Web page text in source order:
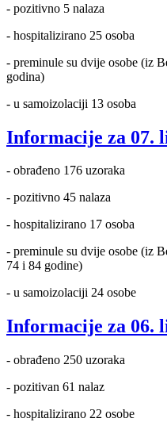
- pozitivno 5 nalaza
- hospitalizirano 25 osoba
- preminule su dvije osobe (iz
godina)
- u samoizolaciji 13 osoba
Informacije za 07.
- obrađeno 176 uzoraka
- pozitivno 45 nalaza
- hospitalizirano 17 osoba
- preminule su dvije osobe (iz
74 i 84 godine)
- u samoizolaciji 24 osobe
Informacije za 06.
- obrađeno 250 uzoraka
- pozitivan 61 nalaz
- hospitalizirano 22 osobe